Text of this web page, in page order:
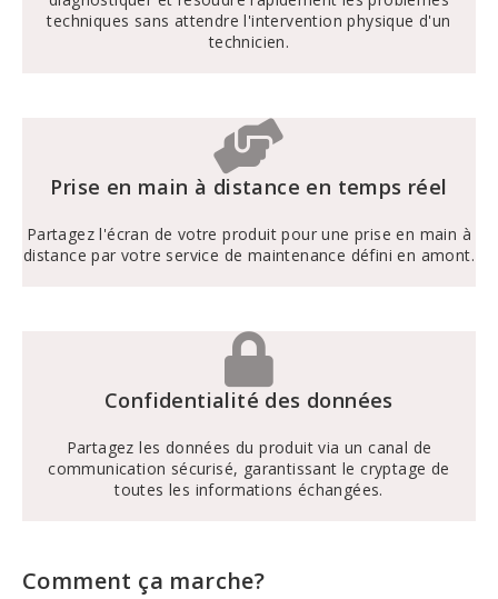
techniques sans attendre l'intervention physique d'un
technicien.
Prise en main à distance en temps réel
Partagez l'écran de votre produit pour une prise en main à
distance par votre service de maintenance défini en amont.
Confidentialité des données
Partagez les données du produit via un canal de
communication sécurisé, garantissant le cryptage de
toutes les informations échangées.
Comment ça marche?